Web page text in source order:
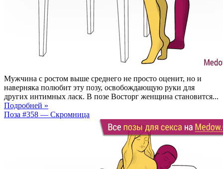
Мужчина с ростом выше среднего не просто оценит, но и
наверняка полюбит эту позу, освобождающую руки для
других интимных ласк. В позе Восторг женщина становится...
Подробней »
Поза #358 — Скромница